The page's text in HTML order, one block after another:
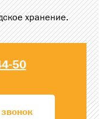
хранение.
50
звонок